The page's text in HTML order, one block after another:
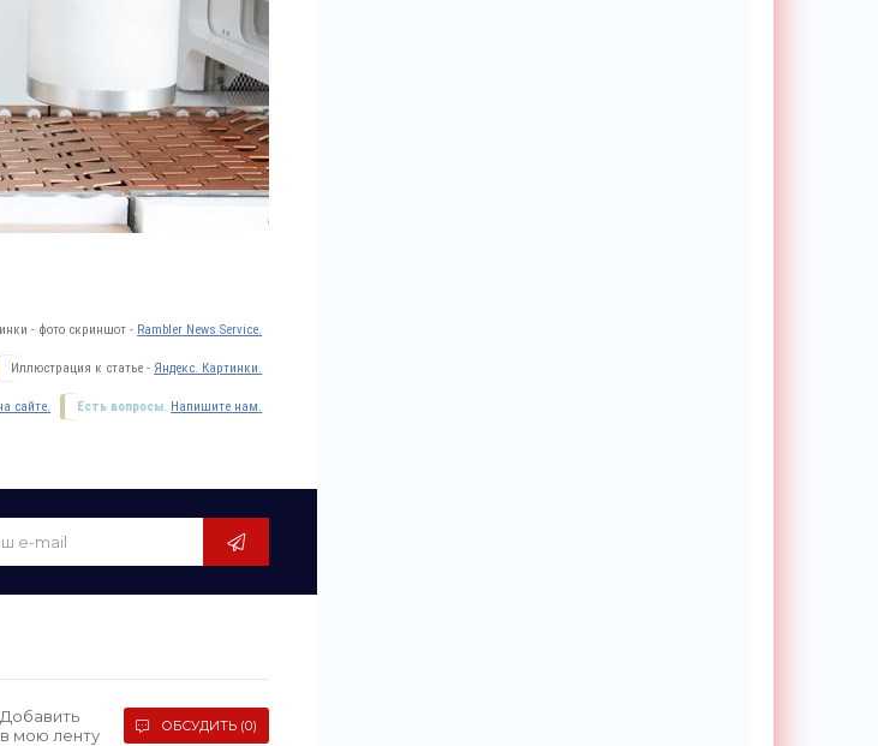
- фото скриншот - Rambler News Service.
Иллюстрация к статье - Яндекс. Картинки.
Есть вопросы. Напишите нам.
сайте.
Добавить
в мою ленту
ОБСУДИТЬ (0)